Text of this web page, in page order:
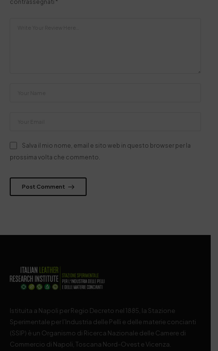
contrassegnati *
Salva il mio nome, email e sito web in questo browser per la
prossima volta che commento.
Post Comment
Istituita a Napoli per Regio Decreto nel 1885, la Stazione
Sperimentale per l’Industria delle Pelli e delle materie concianti
(SSIP) è un Organismo di Ricerca Nazionale delle Camere di
Commercio di Napoli, Toscana Nord-Ovest e Vicenza.